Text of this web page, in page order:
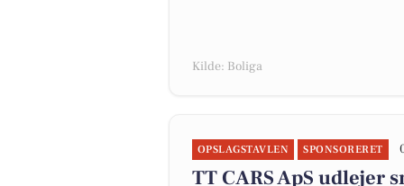
Kilde: Boliga
OPSLAGSTAVLEN SPONSORERET
TT CARS ApS udlejer